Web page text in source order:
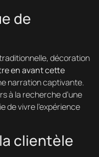
de
décoration
en avant cette
narration captivante.
à la recherche d’une
de vivre l’expérience
clientèle